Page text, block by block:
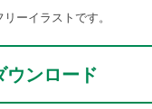
ーイラストです。
ウンロード